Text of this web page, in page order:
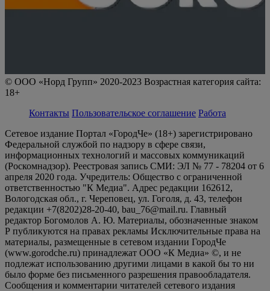
© ООО «Норд Групп» 2020-2023 Возрастная категория сайта:
18+
Контакты Пользовательское соглашение Работа
Сетевое издание Портал «ГородЧе» (18+) зарегистрировано
Федеральной службой по надзору в сфере связи,
информационных технологий и массовых коммуникаций
(Роскомнадзор). Реестровая запись СМИ: ЭЛ № 77 - 78204 от 6
апреля 2020 года. Учредитель: Общество с ограниченной
ответственностью "К Медиа". Адрес редакции 162612,
Вологодская обл., г. Череповец, ул. Гоголя, д. 43, телефон
редакции +7(8202)28-20-40, bau_76@mail.ru. Главный
редактор Богомолов А. Ю. Материалы, обозначенные знаком
Р публикуются на правах рекламы Исключительные права на
материалы, размещенные в сетевом издании ГородЧе
(www.gorodche.ru) принадлежат ООО «К Медиа» ©, и не
подлежат использованию другими лицами в какой бы то ни
было форме без письменного разрешения правообладателя.
Сообщения и комментарии читателей сетевого издания